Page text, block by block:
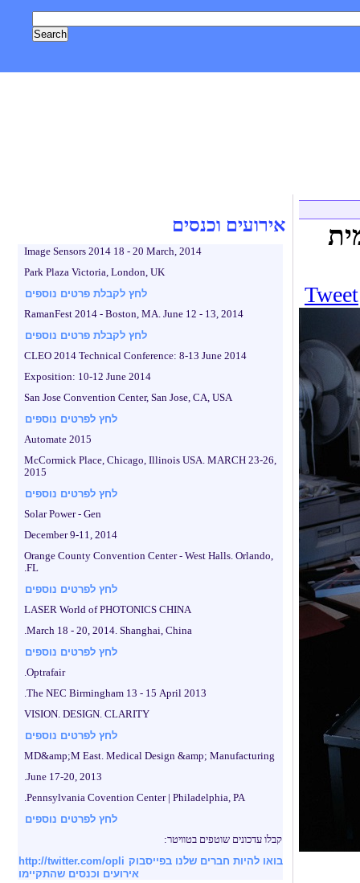
אירועים וכנסים
Image Sensors 2014 18 - 20 March, 2014
Park Plaza Victoria, London, UK
לחץ לקבלת פרטים נוספים
RamanFest 2014 - Boston, MA. June 12 - 13, 2014
לחץ לקבלת פרטים נוספים
CLEO 2014 Technical Conference: 8-13 June 2014
Exposition: 10-12 June 2014
San Jose Convention Center, San Jose, CA, USA
לחץ לפרטים נוספים
Automate 2015
McCormick Place, Chicago, Illinois USA. MARCH 23-26,
2015
לחץ לפרטים נוספים
Solar Power - Gen
December 9-11, 2014
Orange County Convention Center - West Halls. Orlando,
FL.
לחץ לפרטים נוספים
LASER World of PHOTONICS CHINA
March 18 - 20, 2014. Shanghai, China.
לחץ לפרטים נוספים
Optrafair.
The NEC Birmingham 13 - 15 April 2013.
VISION. DESIGN. CLARITY
לחץ לפרטים נוספים
MD&amp;M East. Medical Design &amp; Manufacturing
June 17-20, 2013.
Pennsylvania Covention Center | Philadelphia, PA.
לחץ לפרטים נוספים
קבלו עדכונים שוטפים בטוויטר:
http://twitter.com/opli בואו להיות חברים שלנו בפייסבוק
אירועים וכנסים שהתקיימו
Tweet